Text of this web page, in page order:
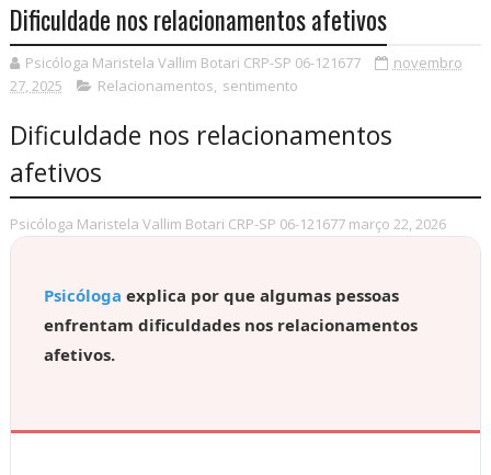
Dificuldade nos relacionamentos afetivos
Psicóloga Maristela Vallim Botari CRP-SP 06-121677
novembro
27, 2025
Relacionamentos, sentimento
Dificuldade nos relacionamentos
afetivos
Psicóloga Maristela Vallim Botari CRP-SP 06-121677 março 22, 2026
Psicóloga explica por que algumas pessoas
enfrentam dificuldades nos relacionamentos
afetivos.